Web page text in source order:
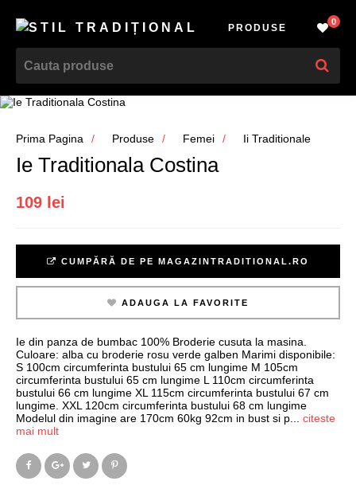
PRODUSE
0
Prima Pagina Produse Femei Ii Traditionale
Ie Traditionala Costina
109 lei
CUMPĂRĂ DE PE MAGAZINTRADITIONAL.RO
ADAUGA LA FAVORITE
Ie din panza de bumbac 100% Broderie cusuta la masina.
Culoare: alba cu broderie rosu verde galben Marimi disponibile:
S 100cm circumferinta bustului 65 cm lungime M 105cm
circumferinta bustului 65 cm lungime L 110cm circumferinta
bustului 66 cm lungime XL 115cm circumferinta bustului 67 cm
lungime. XXL 120cm circumferinta bustului 68 cm lungime
Modelul din imagine are 170cm 60kg 92cm in bust si p
citeste
mai mult